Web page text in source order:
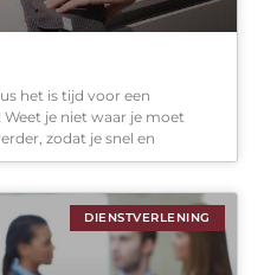
het is tijd voor een
je niet waar je moet
zodat je snel en
DIENSTVERLENING